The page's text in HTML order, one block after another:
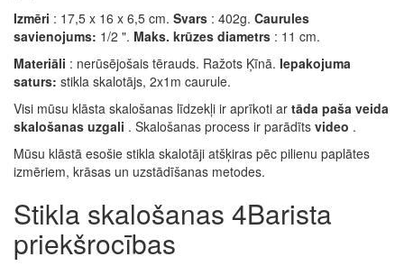
Izmēri : 17,5 x 16 x 6,5 cm. Svars : 402g. Caurules
savienojums: 1/2 ". Maks. krūzes diametrs : 11 cm.
Materiāli : nerūsējošais tērauds. Ražots Ķīnā. Iepakojuma
saturs: stikla skalotājs, 2x1m caurule.
Visi mūsu klāsta skalošanas līdzekļi ir aprīkoti ar tāda paša veida
skalošanas uzgali . Skalošanas process ir parādīts video .
Mūsu klāstā esošie stikla skalotāji atšķiras pēc pilienu paplātes
izmēriem, krāsas un uzstādīšanas metodes.
Stikla skalošanas 4Barista
priekšrocības